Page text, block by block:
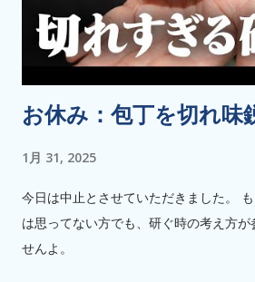
お休み：包丁を切れ味
1月 31, 2025
今日は中止とさせていただきました。
は思ってない方でも、研ぐ時の考え方が
せんよ。